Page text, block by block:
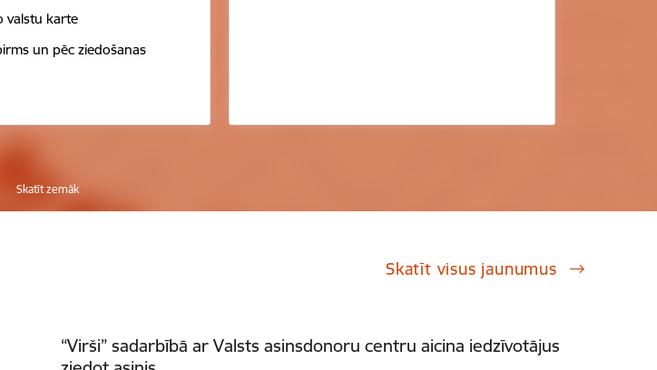
valstu karte
un pēc ziedošanas
Skatīt zemāk
Skatīt visus jaunumus
“Virši” sadarbībā ar Valsts asinsdonoru centru aicina iedzīvotājus